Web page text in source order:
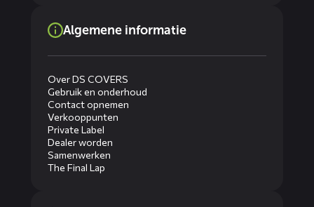
Algemene informatie
Over DS COVERS
Gebruik en onderhoud
Contact opnemen
Verkooppunten
Private Label
Dealer worden
Samenwerken
The Final Lap